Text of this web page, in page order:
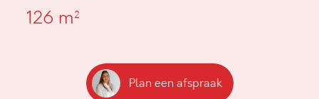
126 m²
Plan een afspraak